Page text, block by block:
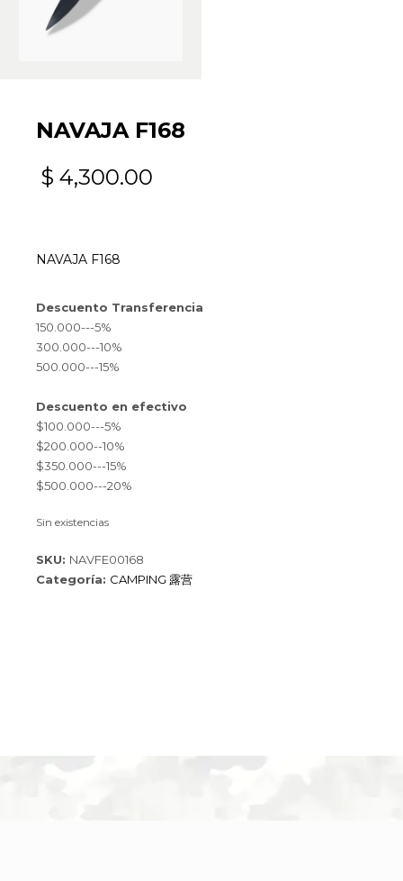
NAVAJA F168
$ 4,300.00
NAVAJA F168
Descuento Transferencia
150.000---5%
300.000---10%
500.000---15%
Descuento en efectivo
$100.000---5%
$200.000--10%
$350.000---15%
$500.000---20%
Sin existencias
SKU: NAVFE00168
Categoría: CAMPING 露营